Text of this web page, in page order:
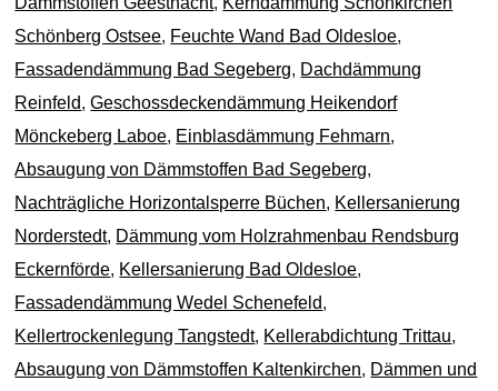
Schönberg Ostsee, Feuchte Wand Bad Oldesloe,
Fassadendämmung Bad Segeberg, Dachdämmung
Reinfeld,Geschossdeckendämmung Heikendorf
Mönckeberg Laboe, Einblasdämmung Fehmarn,
Absaugung von Dämmstoffen Bad Segeberg,
Nachträgliche Horizontalsperre Büchen, Kellersanierung
Norderstedt, Dämmung vom Holzrahmenbau Rendsburg
Eckernförde, Kellersanierung Bad Oldesloe,
Fassadendämmung Wedel Schenefeld,
Kellertrockenlegung Tangstedt, Kellerabdichtung Trittau,
Absaugung von Dämmstoffen Kaltenkirchen, Dämmen und